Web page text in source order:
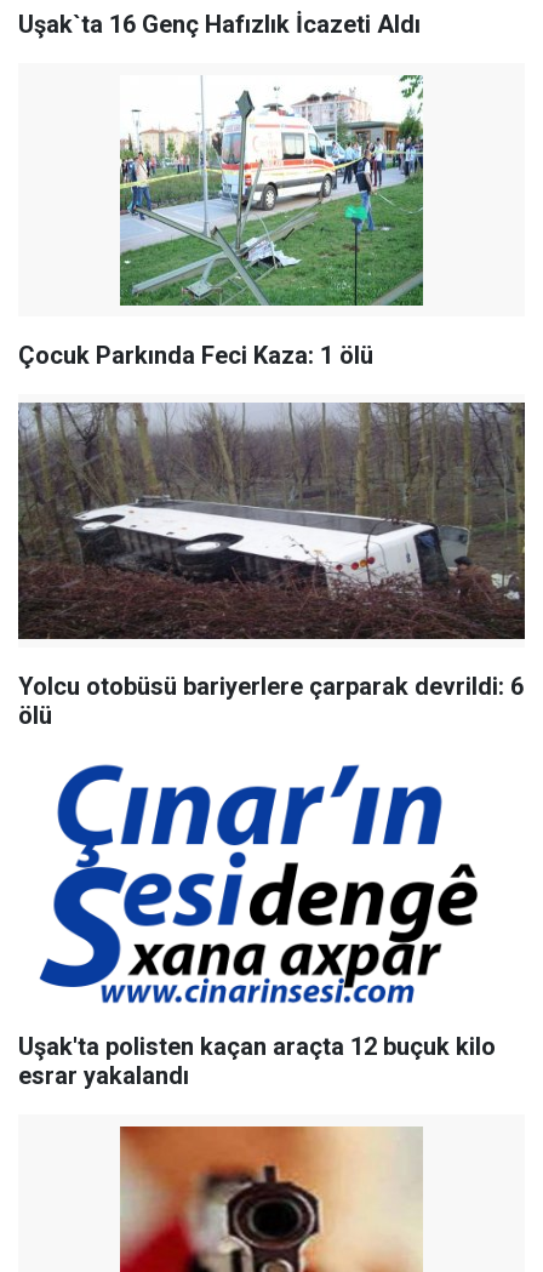
Uşak`ta 16 Genç Hafızlık İcazeti Aldı
Çocuk Parkında Feci Kaza: 1 ölü
Yolcu otobüsü bariyerlere çarparak devrildi: 6
ölü
Uşak'ta polisten kaçan araçta 12 buçuk kilo
esrar yakalandı